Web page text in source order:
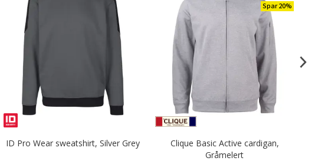
ID Pro Wear sweatshirt, Silver Grey
Spar 20%
Clique Basic Active cardigan,
Gråmelert